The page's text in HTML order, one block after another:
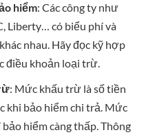
hiểm: Các công ty như
Liberty… có biểu phí và
nhau. Hãy đọc kỹ hợp
điều khoản loại trừ.
: Mức khấu trừ là số tiền
khi bảo hiểm chi trả. Mức
hiểm càng thấp. Thông